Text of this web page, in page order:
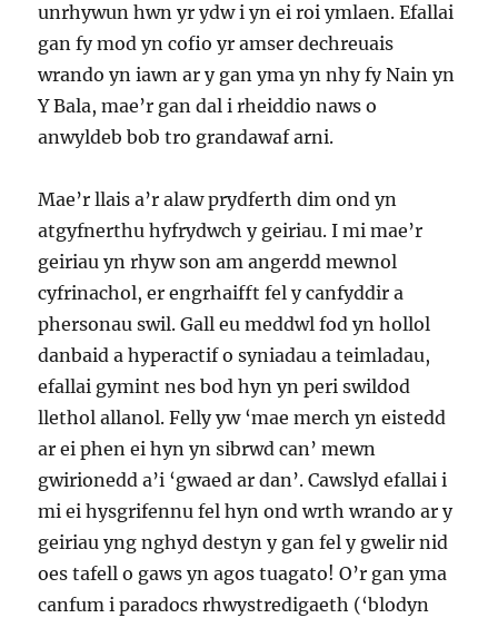
unrhywun hwn yr ydw i yn ei roi ymlaen. Efallai
gan fy mod yn cofio yr amser dechreuais
wrando yn iawn ar y gan yma yn nhy fy Nain yn
Y Bala, mae’r gan dal i rheiddio naws o
anwyldeb bob tro grandawaf arni.
Mae’r llais a’r alaw prydferth dim ond yn
atgyfnerthu hyfrydwch y geiriau. I mi mae’r
geiriau yn rhyw son am angerdd mewnol
cyfrinachol, er engrhaifft fel y canfyddir a
phersonau swil. Gall eu meddwl fod yn hollol
danbaid a hyperactif o syniadau a teimladau,
efallai gymint nes bod hyn yn peri swildod
llethol allanol. Felly yw ‘mae merch yn eistedd
ar ei phen ei hyn yn sibrwd can’ mewn
gwirionedd a’i ‘gwaed ar dan’. Cawslyd efallai i
mi ei hysgrifennu fel hyn ond wrth wrando ar y
geiriau yng nghyd destyn y gan fel y gwelir nid
oes tafell o gaws yn agos tuagato! O’r gan yma
canfum i paradocs rhwystredigaeth (‘blodyn